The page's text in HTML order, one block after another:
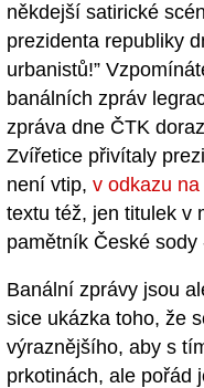
někdejší satirické
prezidenta republiky
urbanistů!”
banálních zpráv
zpráva dne ČTK
Zvířetice přivítaly
není vtip, v odkazu
textu též, jen titulek v
pamětník České sody
Banální zprávy jsou
sice ukázka toho, že
výraznějšího, aby s
prkotinách, ale pořád